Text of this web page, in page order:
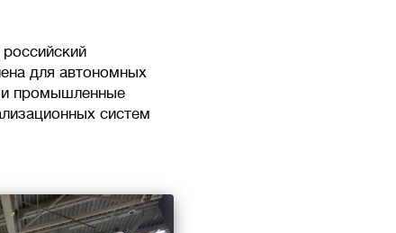
для автономных
и промышленные
систем